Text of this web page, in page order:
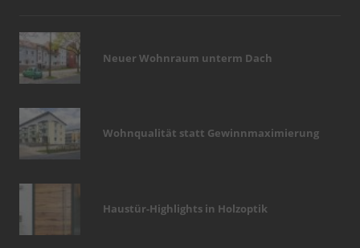
Neuer Wohnraum unterm Dach
Wohnqualität statt Gewinnmaximierung
Haustür-Highlights in Holzoptik